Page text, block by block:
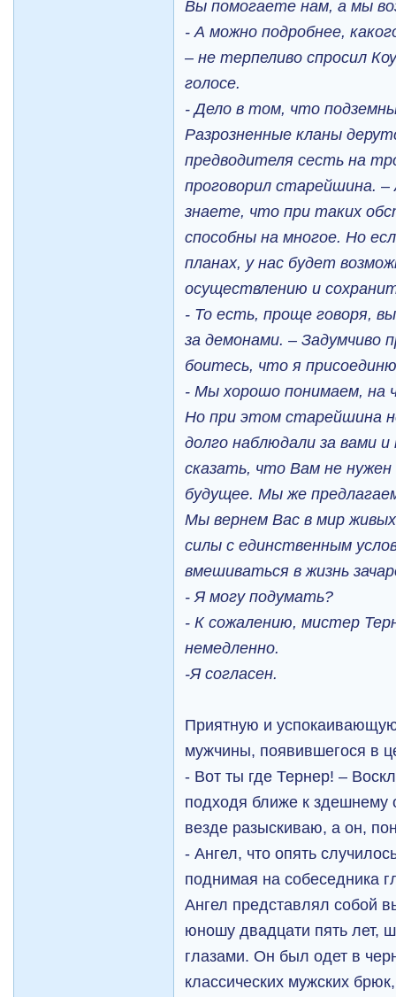
Вы помогаете нам, а мы
- А можно подробнее,
– не терпеливо спросил
голосе.
- Дело в том, что
Разрозненные кланы
предводителя сесть на
проговорил старейшина. –
знаете, что при таких
способны на многое. Но
планах, у нас будет
осуществлению и
- То есть, проще говоря,
за демонами. – Задумчиво
боитесь, что я
- Мы хорошо понимаем, на
Но при этом старейшина
долго наблюдали за вами
сказать, что Вам не
будущее. Мы же
Мы вернем Вас в мир
силы с единственным
вмешиваться в жизнь
- Я могу подумать?
- К сожалению, мистер
немедленно.
-Я согласен.
Приятную и
мужчины, появившегося в
- Вот ты где Тернер! –
подходя ближе к здешнему
везде разыскиваю, а он,
- Ангел, что опять
поднимая на собеседника
Ангел представлял собой
юношу двадцати пять лет,
глазами. Он был одет в
классических мужских